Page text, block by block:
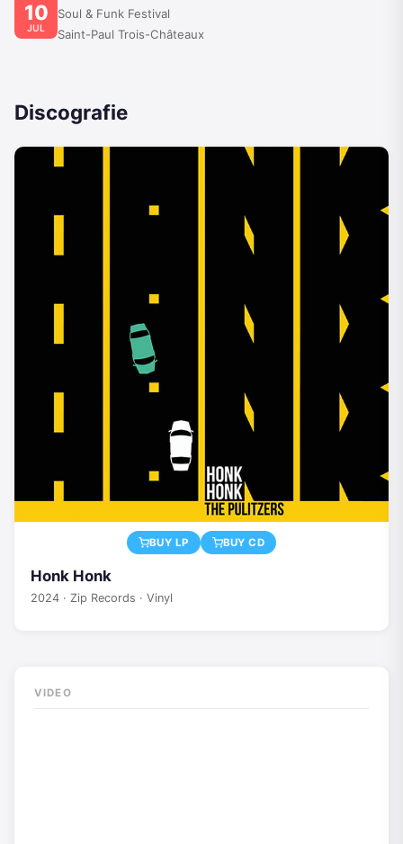
10
JUL
Soul & Funk Festival
Saint-Paul Trois-Châteaux
Discografie
BUY LP BUY CD
Honk Honk
2024 · Zip Records · Vinyl
VIDEO